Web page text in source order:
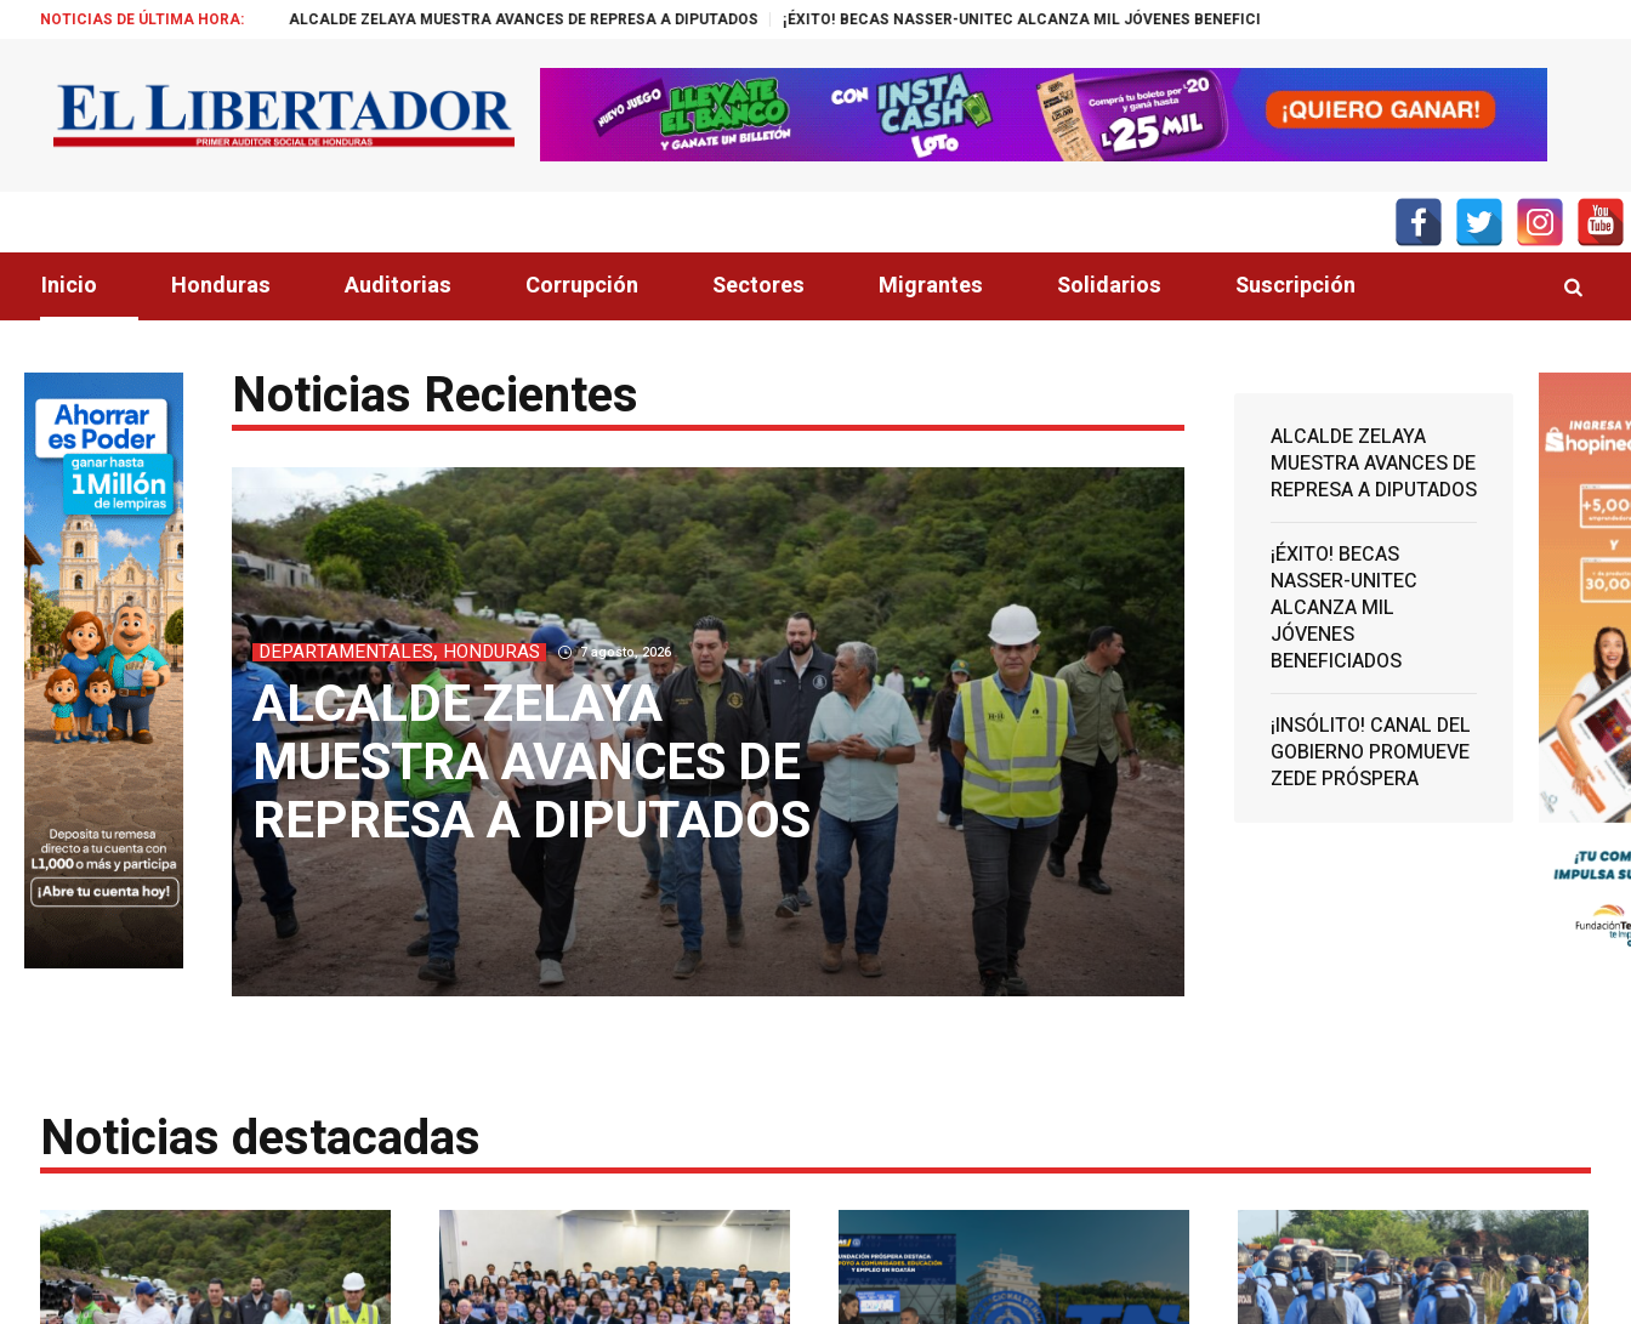
NOTICIAS DE ÚLTIMA HORA:
ALCALDE ZELAYA MUESTRA AVANCES DE REPRESA A DIPUTADOS ¡ÉXITO! BECAS NASSER-UNITEC ALCANZA MIL JÓVENES BENEFICIADOS ¡INSÓLITO! CANAL DEL GOBIERNO PROMUEVE ZEDE PRÓSPERA
Inicio Honduras Auditorias Corrupción Sectores Migrantes Solidarios Suscripción
Noticias Recientes
DEPARTAMENTALES,HONDURAS 7 agosto, 2026
ALCALDE ZELAYA
MUESTRA AVANCES DE
REPRESA A DIPUTADOS
ALCALDE ZELAYA
MUESTRA AVANCES DE
REPRESA A DIPUTADOS
¡ÉXITO! BECAS
NASSER-UNITEC
ALCANZA MIL
JÓVENES
BENEFICIADOS
¡INSÓLITO! CANAL DEL
GOBIERNO PROMUEVE
ZEDE PRÓSPERA
Noticias destacadas